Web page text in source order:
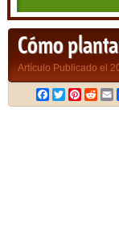
Cómo
Artículo Publicado el
Facebook
TwitterPinterest